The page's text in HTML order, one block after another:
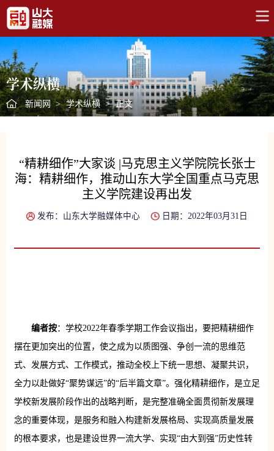
学术纵横
新闻网 > 学术纵横 > 正文
“精耕细作”大家谈 |马克思主义学院院长张士
海：精耕细作，推动山东大学全国重点马克思
主义学院建设再出发
发布：山东大学融媒体中心 日期：2022年03月31日
编者按：学校2022年春季学期工作会议指出，要把精耕细作
摆在更加突出的位置，使之成为以质图强、争创一流的思维范
式、发展方式、工作模式，推动全校上下统一思想、凝聚共识，
全力以赴做好“聚势谋远”的“后半篇文章”。强化精耕细作，是立足
学校新发展阶段作出的战略判断，是完整准确全面贯彻新发展理
念的重要体现，是服务和融入构建新发展格局、实现高质量发展
的根本要求，也是建设世界一流大学、实现“由大到强”历史性转